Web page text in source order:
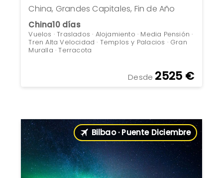
Desde 2525 €
China, Grandes Capitales, Fin de Año
China10 días
Vuelos · Traslados · Alojamiento · Media Pensión ·
Tren Alta Velocidad · Templos y Palacios · Gran
Muralla · Terracota
Bilbao · Puente Diciembre